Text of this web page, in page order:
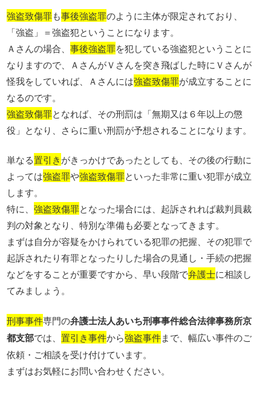
強盗致傷罪も事後強盗罪のように主体が限定されており、
「強盗」＝強盗犯ということになります。
Ａさんの場合、事後強盗罪を犯している強盗犯ということに
なりますので、ＡさんがＶさんを突き飛ばした時にＶさんが
怪我をしていれば、Ａさんには強盗致傷罪が成立することに
なるのです。
強盗致傷罪となれば、その刑罰は「無期又は６年以上の懲
役」となり、さらに重い刑罰が予想されることになります。
単なる置引きがきっかけであったとしても、その後の行動に
よっては強盗罪や強盗致傷罪といった非常に重い犯罪が成立
します。
特に、強盗致傷罪となった場合には、起訴されれば裁判員裁
判の対象となり、特別な準備も必要となってきます。
まずは自分が容疑をかけられている犯罪の把握、その犯罪で
起訴されたり有罪となったりした場合の見通し・手続の把握
などをすることが重要ですから、早い段階で弁護士に相談し
てみましょう。
刑事事件専門の弁護士法人あいち刑事事件総合法律事務所京
都支部では、置引き事件から強盗事件まで、幅広い事件のご
依頼・ご相談を受け付けています。
まずはお気軽にお問い合わせください。